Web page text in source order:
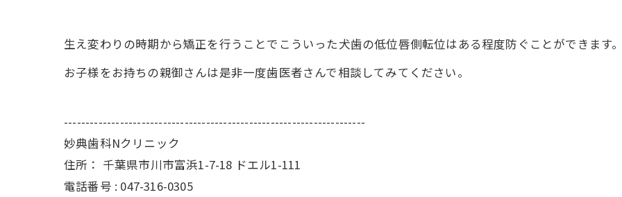
生え変わりの時期から矯正を行うことでこういった犬歯の低位唇側転位はある程度防ぐことができます
お子様をお持ちの親御さんは是非一度歯医者さんで相談してみてください。
----------------------------------------------------------------------
妙典歯科Nクリニック
住所： 千葉県市川市富浜1-7-18 ドエル1-111
電話番号 : 047-316-0305